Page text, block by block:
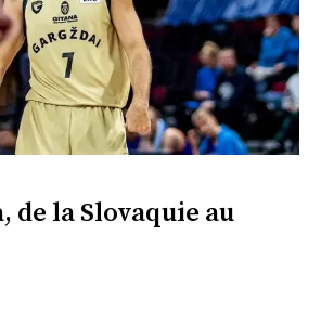
de la Slovaquie au